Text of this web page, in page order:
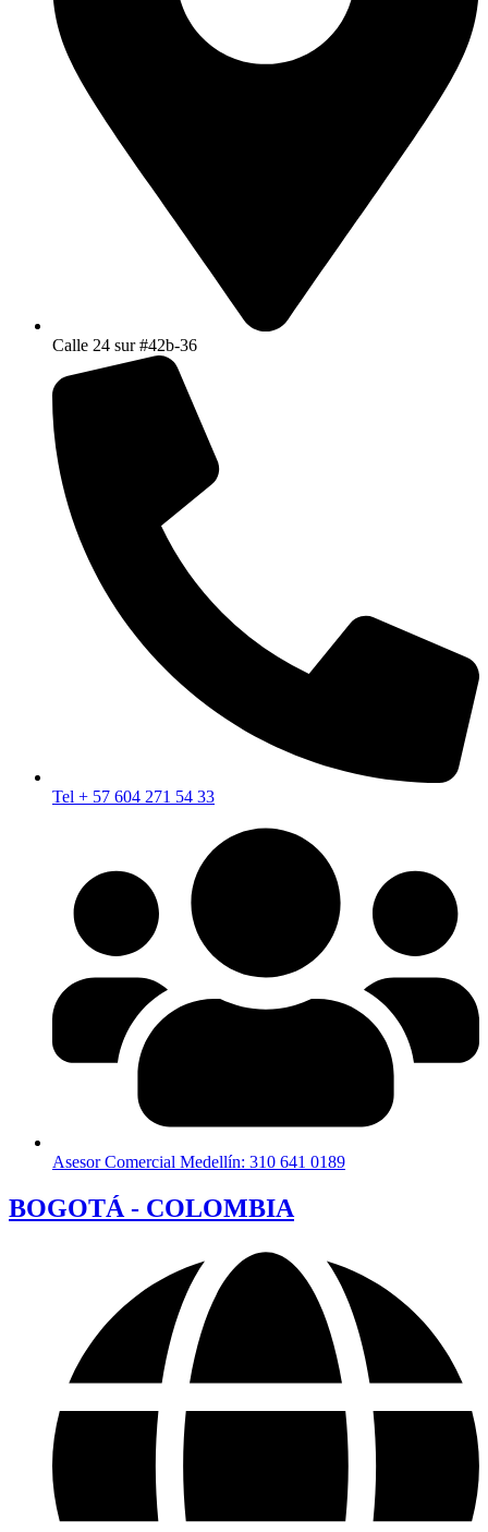
Calle 24 sur #42b-36
Tel + 57 604 271 54 33
Asesor Comercial Medellín: 310 641 0189
BOGOTÁ - COLOMBIA